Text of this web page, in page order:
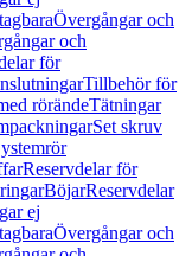
Övergångar och
och
för
Tillbehör för
rörändeTätningar
Set skruv
Reservdelar för
BöjarReservdelar
ej
Övergångar och